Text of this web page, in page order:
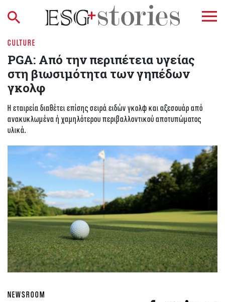
CULTURE
PGA: Από την περιπέτεια υγείας
στη βιωσιμότητα των γηπέδων
γκολφ
Η εταιρεία διαθέτει επίσης σειρά ειδών γκολφ και αξεσουάρ από
ανακυκλωμένα ή χαμηλότερου περιβαλλοντικού αποτυπώματος
υλικά.
NEWSROOM